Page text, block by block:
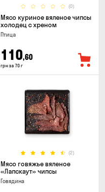
(0)
Мясо куриное вяленое чипсы
холодец с хреном
Птица
110,60
грн за 70 г
(2)
Мясо говяжье вяленое
«Лапскаут» чипсы
Говядина